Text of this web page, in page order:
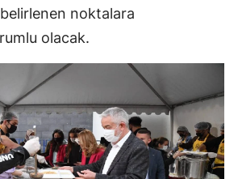
belirlenen noktalara
olacak.